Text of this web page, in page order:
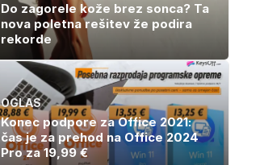
Do zagorele kože brez sonca? Ta
nova poletna rešitev že podira
rekorde
OGLAS
Konec podpore za Office 2021:
čas je za prehod na Office 2024
Pro za 19,99 €